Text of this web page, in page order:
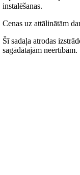
instalēšanas.
Cenas uz attālinātām
Šī sadaļa atrodas
sagādātajām neērtībām.